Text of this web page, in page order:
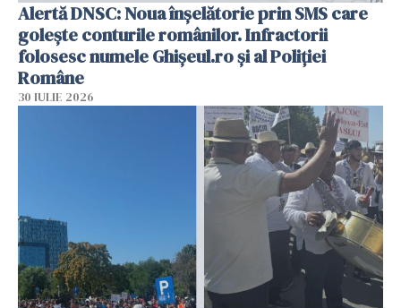
Alertă DNSC: Noua înșelătorie prin SMS care
golește conturile românilor. Infractorii
folosesc numele Ghișeul.ro și al Poliției
Române
30 IULIE 2026